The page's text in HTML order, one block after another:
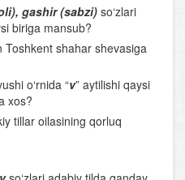
gashir (sabzi) so‘zlari
biriga mansub?
Toshkent shahar shevasiga
o‘rnida “v” aytilishi qaysi
xos?
tillar oilasining qorluq